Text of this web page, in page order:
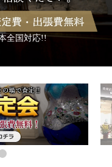
全国対応!!